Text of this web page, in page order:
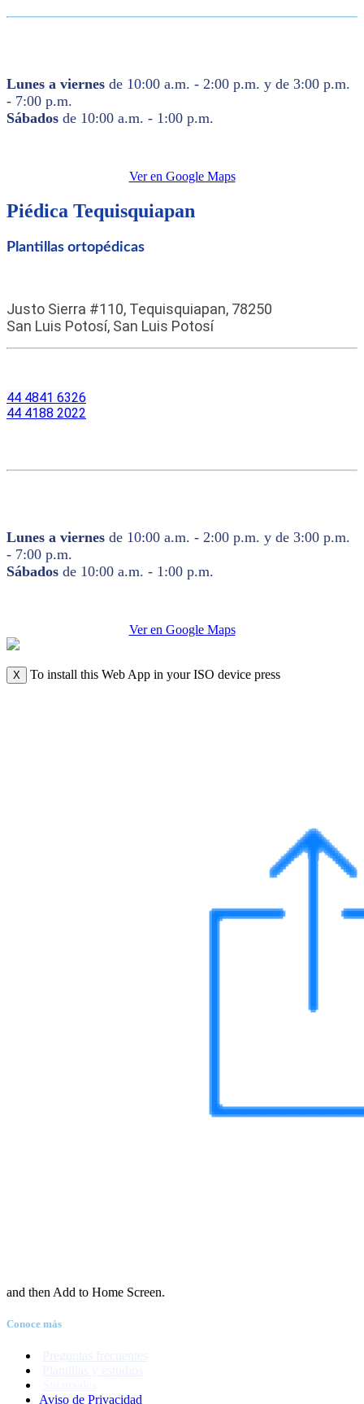
Lunes a viernes de 10:00 a.m. - 2:00 p.m. y de 3:00 p.m.
- 7:00 p.m.
Sábados de 10:00 a.m. - 1:00 p.m.
Ver en Google Maps
Piédica Tequisquiapan
Plantillas ortopédicas
Justo Sierra #110, Tequisquiapan, 78250
San Luis Potosí, San Luis Potosí
44 4841 6326
44 4188 2022
Lunes a viernes de 10:00 a.m. - 2:00 p.m. y de 3:00 p.m.
- 7:00 p.m.
Sábados de 10:00 a.m. - 1:00 p.m.
Ver en Google Maps
X To install this Web App in your ISO device press
and then Add to Home Screen.
Conoce más
Aviso de Privacidad